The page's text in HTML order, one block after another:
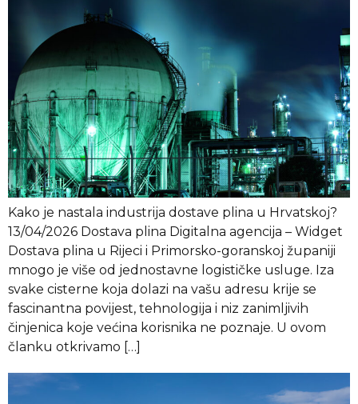
Kako je nastala industrija dostave plina u Hrvatskoj?
13/04/2026 Dostava plina Digitalna agencija – Widget
Dostava plina u Rijeci i Primorsko-goranskoj županiji
mnogo je više od jednostavne logističke usluge. Iza
svake cisterne koja dolazi na vašu adresu krije se
fascinantna povijest, tehnologija i niz zanimljivih
činjenica koje većina korisnika ne poznaje. U ovom
članku otkrivamo […]